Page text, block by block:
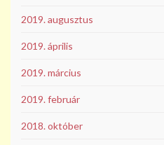
2019. augusztus
2019. április
2019. március
2019. február
2018. október